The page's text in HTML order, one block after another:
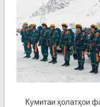
Кумитаи ҳолатҳои